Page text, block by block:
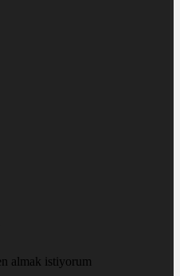
almak istiyorum